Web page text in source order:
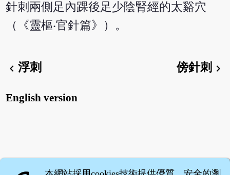
針刺兩側足內踝後足少陰腎經的太谿穴
（《靈樞‧官針篇》）。
chevron_left浮刺 傍針刺chevron_right
English version